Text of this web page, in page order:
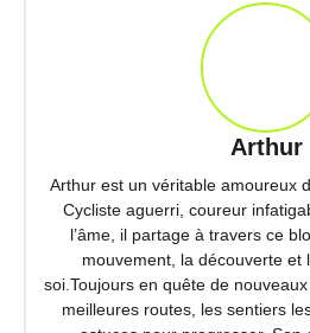
Arthur
Arthur est un véritable amoureux
Cycliste aguerri, coureur
l’âme, il partage à travers ce
mouvement, la découverte et
soi.Toujours en quête de
meilleures routes, les sentiers